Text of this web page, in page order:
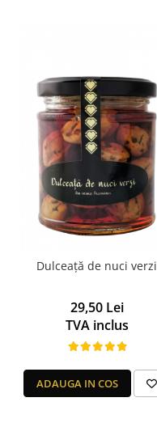
Dulceață de nuci verzi
29,50 Lei
TVA inclus
ADAUGA IN COS